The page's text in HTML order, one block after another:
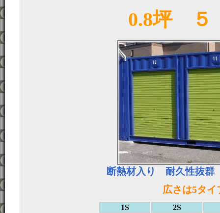
0.8坪 ５
断熱材入り 耐久性抜群
広さは5タ
1S 2S